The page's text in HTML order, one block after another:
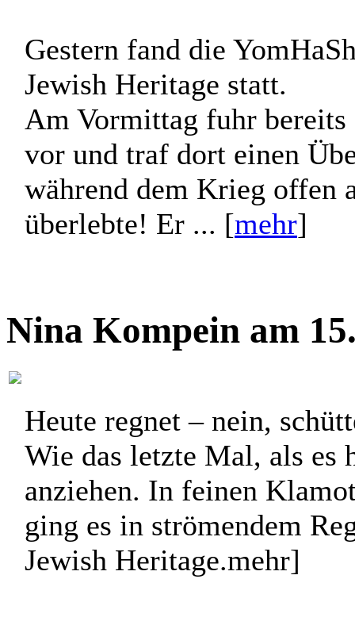
Gestern fand die
Jewish Heritage statt.
Am Vormittag fuhr
vor und traf dort einen
während dem Krieg offen
überlebte! Er ... [mehr]
Nina Kompein am
Heute regnet – nein,
Wie das letzte Mal, als es
anziehen. In feinen
ging es in strömendem
Jewish Heritage.mehr]